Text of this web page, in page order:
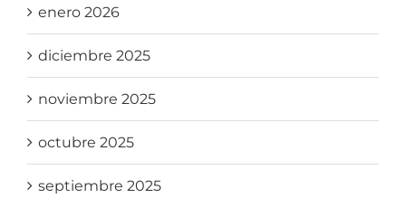
enero 2026
diciembre 2025
noviembre 2025
octubre 2025
septiembre 2025